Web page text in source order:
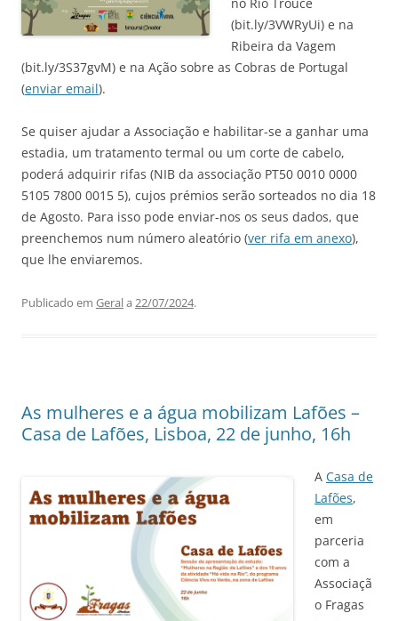
(bit.ly/3VWRyUi) e na
Ribeira da Vagem
(bit.ly/3S37gvM) e na Ação sobre as Cobras de Portugal
(enviar email).
Se quiser ajudar a Associação e habilitar-se a ganhar uma
estadia, um tratamento termal ou um corte de cabelo,
poderá adquirir rifas (NIB da associação PT50 0010 0000
5105 7800 0015 5), cujos prémios serão sorteados no dia 18
de Agosto. Para isso pode enviar-nos os seus dados, que
preenchemos num número aleatório (ver rifa em anexo),
que lhe enviaremos.
Publicado em Gerala 22/07/2024.
As mulheres e a água mobilizam Lafões –
Casa de Lafões, Lisboa, 22 de junho, 16h
A Casa de
Lafões,
em
parceria
com a
Associaçã
o Fragas